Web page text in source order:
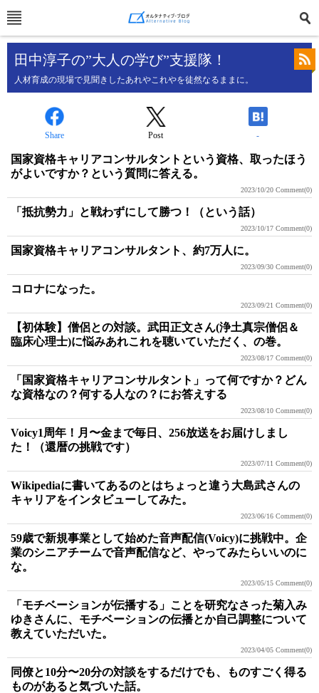
田中淳子の”大人の学び”支援隊！
人材育成の現場で見聞きしたあれやこれやを徒然なるままに。
Share Post -
国家資格キャリアコンサルタントという資格、取ったほう
がよいですか？という質問に答える。
2023/10/20 Comment(0)
「抵抗勢力」と戦わずにして勝つ！（という話）
2023/10/17 Comment(0)
国家資格キャリアコンサルタント、約7万人に。
2023/09/30 Comment(0)
コロナになった。
2023/09/21 Comment(0)
【初体験】僧侶との対談。武田正文さん(浄土真宗僧侶＆
臨床心理士)に悩みあれこれを聴いていただく、の巻。
2023/08/17 Comment(0)
「国家資格キャリアコンサルタント」って何ですか？どん
な資格なの？何する人なの？にお答えする
2023/08/10 Comment(0)
Voicy1周年！月〜金まで毎日、256放送をお届けしまし
た！（還暦の挑戦です）
2023/07/11 Comment(0)
Wikipediaに書いてあるのとはちょっと違う大島武さんの
キャリアをインタビューしてみた。
2023/06/16 Comment(0)
59歳で新規事業として始めた音声配信(Voicy)に挑戦中。企
業のシニアチームで音声配信など、やってみたらいいのに
な。
2023/05/15 Comment(0)
「モチベーションが伝播する」ことを研究なさった菊入み
ゆきさんに、モチベーションの伝播とか自己調整について
教えていただいた。
2023/04/05 Comment(0)
同僚と10分〜20分の対談をするだけでも、ものすごく得る
ものがあると気づいた話。